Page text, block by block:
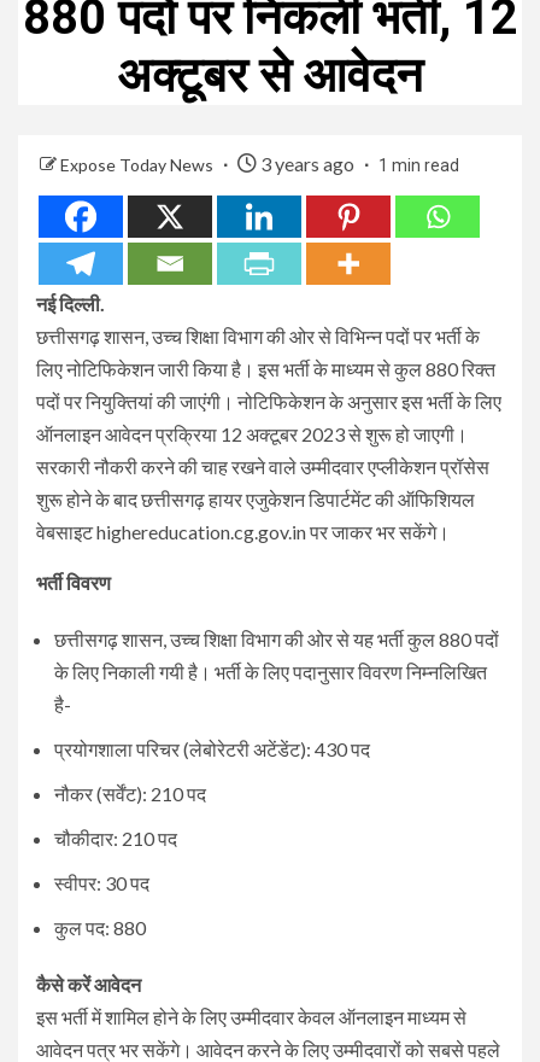
880 पदों पर निकली भर्ती, 12
अक्टूबर से आवेदन
Expose Today News 3 years ago 1 min read
नई दिल्ली.
छत्तीसगढ़ शासन, उच्च शिक्षा विभाग की ओर से विभिन्न पदों पर भर्ती के
लिए नोटिफिकेशन जारी किया है। इस भर्ती के माध्यम से कुल 880 रिक्त
पदों पर नियुक्तियां की जाएंगी। नोटिफिकेशन के अनुसार इस भर्ती के लिए
ऑनलाइन आवेदन प्रक्रिया 12 अक्टूबर 2023 से शुरू हो जाएगी।
सरकारी नौकरी करने की चाह रखने वाले उम्मीदवार एप्लीकेशन प्रॉसेस
शुरू होने के बाद छत्तीसगढ़ हायर एजुकेशन डिपार्टमेंट की ऑफिशियल
वेबसाइट highereducation.cg.gov.in पर जाकर भर सकेंगे।
भर्ती विवरण
छत्तीसगढ़ शासन, उच्च शिक्षा विभाग की ओर से यह भर्ती कुल 880 पदों
के लिए निकाली गयी है। भर्ती के लिए पदानुसार विवरण निम्नलिखित
है-
प्रयोगशाला परिचर (लेबोरेटरी अटेंडेंट): 430 पद
नौकर (सर्वेंट): 210 पद
चौकीदार: 210 पद
स्वीपर: 30 पद
कुल पद: 880
कैसे करें आवेदन
इस भर्ती में शामिल होने के लिए उम्मीदवार केवल ऑनलाइन माध्यम से
आवेदन पत्र भर सकेंगे। आवेदन करने के लिए उम्मीदवारों को सबसे पहले